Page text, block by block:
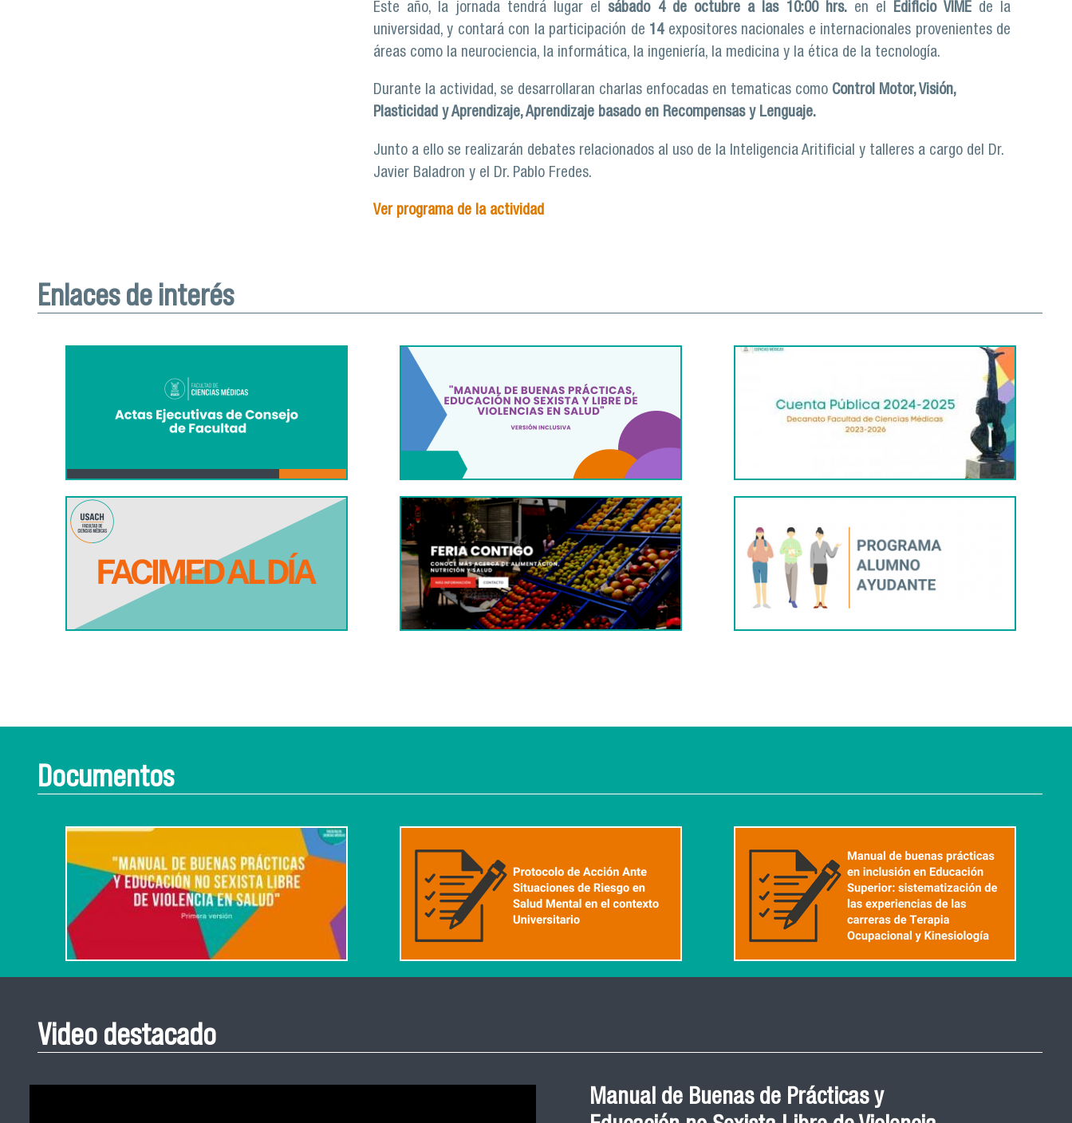
Este año, la jornada tendrá lugar elsábado 4 de octubre a las 10:00 hrs. en el Edificio VIMEde la
universidad, y contará con la participación de 14expositores nacionales e internacionales provenientes de
áreas como la neurociencia, la informática, la ingeniería, la medicina y la ética de la tecnología.
Durante la actividad, se desarrollaran charlas enfocadas en tematicas como Control Motor, Visión,
Plasticidad y Aprendizaje, Aprendizaje basado en Recompensas y Lenguaje.
Junto a ello se realizarán debates relacionados al uso de la Inteligencia Aritificial y talleres a cargo del Dr.
Javier Baladron y el Dr. Pablo Fredes.
Ver programa de la actividad
Enlaces de interés
Documentos
Video destacado
Manual de Buenas de Prácticas y